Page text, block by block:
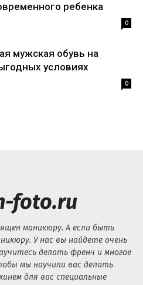
ребенка
0
мужская обувь на
условиях
0
foto.ru
маникюру. А если быть
У нас вы найдете очень
делать френч и многое
мы научили вас делать
для вас специальные